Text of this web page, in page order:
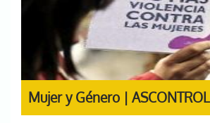
Mujer y Género | ASCONTROL